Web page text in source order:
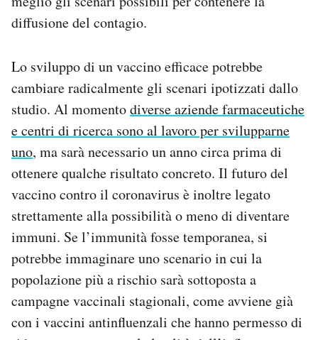
diffusione del contagio.
Lo sviluppo di un vaccino efficace potrebbe
cambiare radicalmente gli scenari ipotizzati dallo
studio. Al momentodiverse aziende farmaceutiche
e centri di ricerca sono al lavoro per svilupparne
uno, ma sarà necessario un anno circa prima di
ottenere qualche risultato concreto. Il futuro del
vaccino contro il coronavirus è inoltre legato
strettamente alla possibilità o meno di diventare
immuni. Se l’immunità fosse temporanea, si
potrebbe immaginare uno scenario in cui la
popolazione più a rischio sarà sottoposta a
campagne vaccinali stagionali, come avviene già
con i vaccini antinfluenzali che hanno permesso di